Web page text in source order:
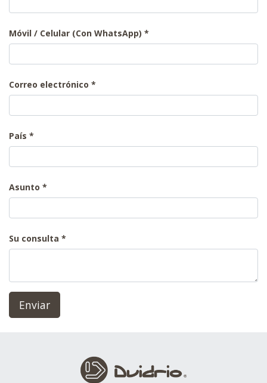
Móvil / Celular (Con WhatsApp)
Correo electrónico
País
Asunto
Su consulta
Enviar